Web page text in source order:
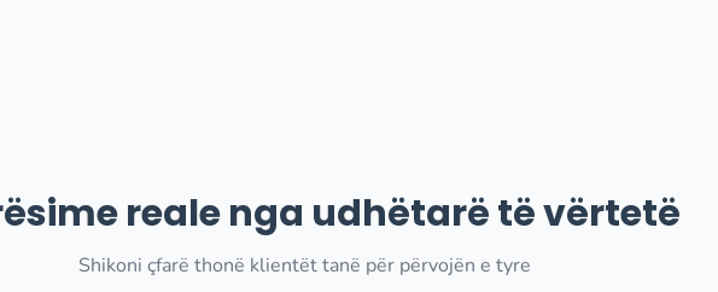
reale nga udhëtarë të vërtetë
Shikoni çfarë thonë klientët tanë për përvojën e tyre